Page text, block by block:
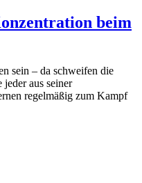
beim
sein – da schweifen die
aus seiner
regelmäßig zum Kampf